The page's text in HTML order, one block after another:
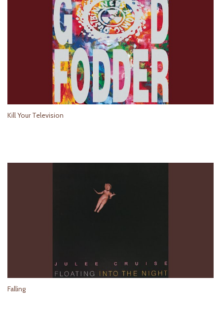
Kill Your Television
Falling